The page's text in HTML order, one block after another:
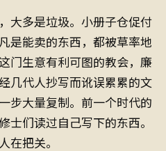
大多是垃圾。小册子仓促付
是能卖的东西，都被草率地
门生意有利可图的教会，廉
几代人抄写而讹误累累的文
步大量复制。前一个时代的
士们读过自己写下的东西。
在把关。